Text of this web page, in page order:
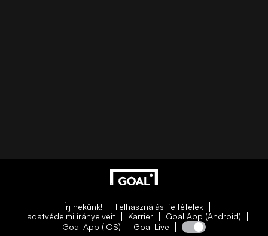
Írj nekünk!
Felhasználási feltételek
adatvédelmi irányelveit
Karrier
Goal App (Android)
Goal App (iOS)
Goal Live